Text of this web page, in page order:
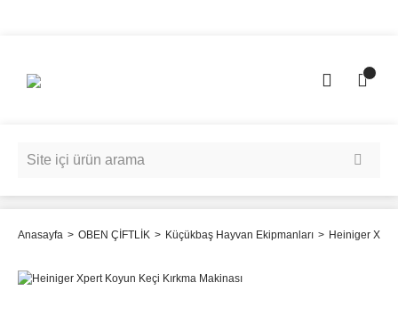
Anasayfa OBEN ÇİFTLİK Küçükbaş Hayvan Ekipmanları Heiniger